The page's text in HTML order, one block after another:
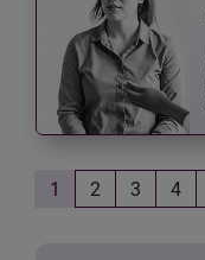
1 2 3 4